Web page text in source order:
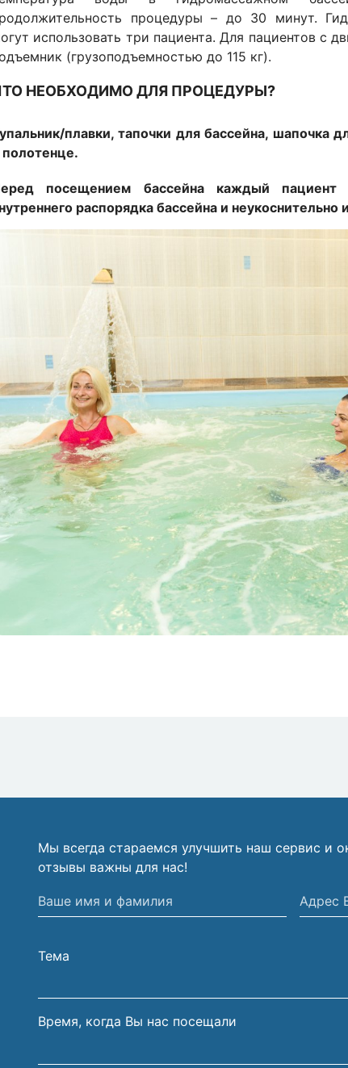
процедуры – до 30 минут.
использовать три пациента. Для пациентов с
(грузоподъемностью до 115 кг).
НЕОБХОДИМО ДЛЯ ПРОЦЕДУРЫ?
плавки, тапочки для бассейна, шапочка
полотенце.
посещением бассейна каждый пациент
распорядка бассейна и неукоснительно
Мы всегда стараемся улучшить наш сервис и
отзывы важны для нас!
Ваше
имя
фамилия
Адрес
Вашей
Тема
Время, когда Вы нас посещали